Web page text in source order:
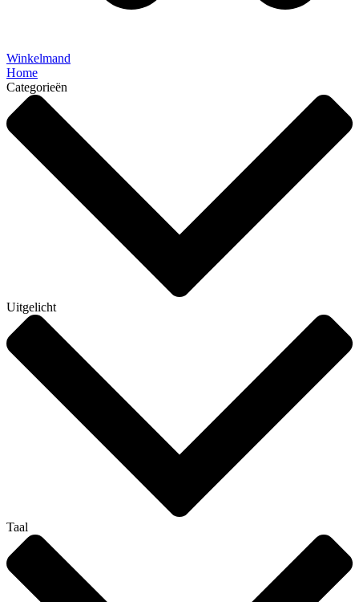
Winkelmand
Home
Categorieën
Uitgelicht
Taal